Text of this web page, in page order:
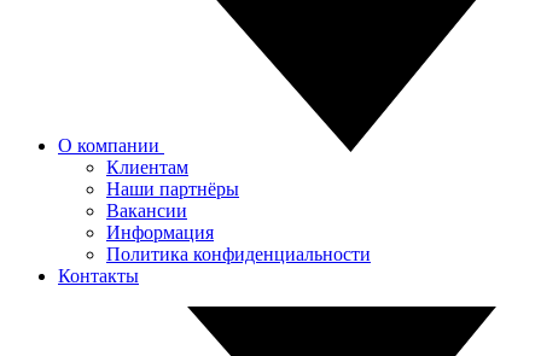
О компании
Клиентам
Наши партнёры
Вакансии
Информация
Политика конфиденциальности
Контакты